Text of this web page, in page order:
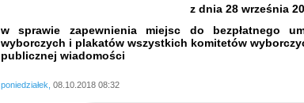
z dnia 28 września
w sprawie zapewnienia miejsc do bezpłatnego
wyborczych i plakatów wszystkich komitetów
publicznej wiadomości
poniedziałek, 08.10.2018 08:32